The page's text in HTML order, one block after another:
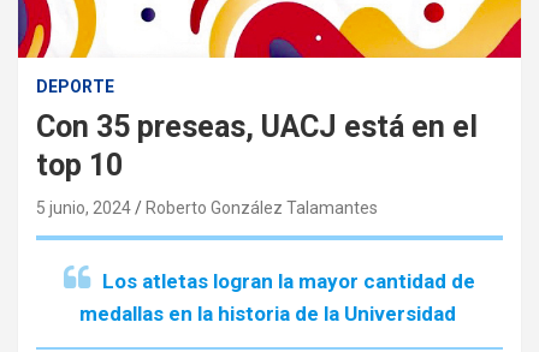
DEPORTE
Con 35 preseas, UACJ está en el
top 10
5 junio, 2024 Roberto González Talamantes
Los atletas logran la mayor cantidad de
medallas en la historia de la Universidad